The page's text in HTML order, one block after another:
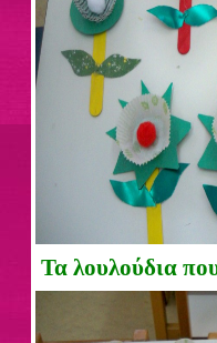
Τα λουλούδια